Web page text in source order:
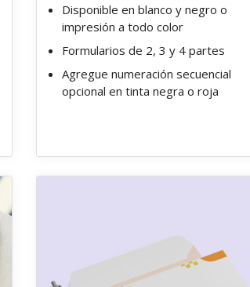
Disponible en blanco y negro o
impresión a todo color
Formularios de 2, 3 y 4 partes
Agregue numeración secuencial
opcional en tinta negra o roja